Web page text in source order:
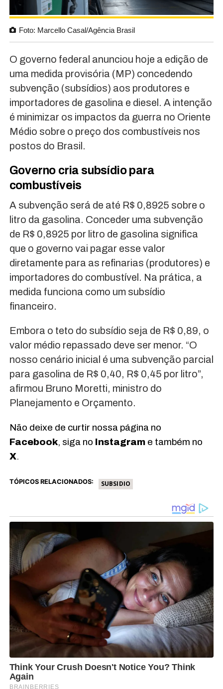
Foto: Marcello Casal/Agência Brasil
O governo federal anunciou hoje a edição de
uma medida provisória (MP) concedendo
subvenção (subsídios) aos produtores e
importadores de gasolina e diesel. A intenção
é minimizar os impactos da guerra no Oriente
Médio sobre o preço dos combustíveis nos
postos do Brasil.
Governo cria subsídio para
combustíveis
A subvenção será de até R$ 0,8925 sobre o
litro da gasolina. Conceder uma subvenção
de R$ 0,8925 por litro de gasolina significa
que o governo vai pagar esse valor
diretamente para as refinarias (produtores) e
importadores do combustível. Na prática, a
medida funciona como um subsídio
financeiro.
Embora o teto do subsídio seja de R$ 0,89, o
valor médio repassado deve ser menor. “O
nosso cenário inicial é uma subvenção parcial
para gasolina de R$ 0,40, R$ 0,45 por litro”,
afirmou Bruno Moretti, ministro do
Planejamento e Orçamento.
Não deixe de curtir nossa página no
Facebook, siga no Instagrame também no
X.
TÓPICOS RELACIONADOS: SUBSIDIO